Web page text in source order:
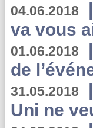
04.06.2018 |
va vous
01.06.2018 |
de
31.05.2018 |
Uni ne